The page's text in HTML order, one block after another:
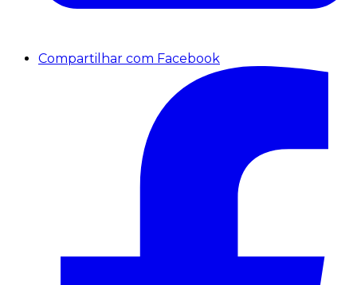
Compartilhar com Facebook